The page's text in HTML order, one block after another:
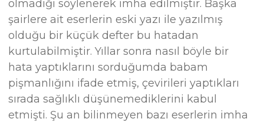
olmadığı söylenerek imha edilmiştir. Başka
şairlere ait eserlerin eski yazı ile yazılmış
olduğu bir küçük defter bu hatadan
kurtulabilmiştir. Yıllar sonra nasıl böyle bir
hata yaptıklarını sorduğumda babam
pişmanlığını ifade etmiş, çevirileri yaptıkları
sırada sağlıklı düşünemediklerini kabul
etmişti. Şu an bilinmeyen bazı eserlerin imha